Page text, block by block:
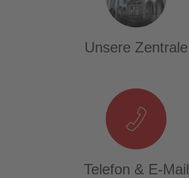
Unsere Zentrale
Telefon & E-Mail